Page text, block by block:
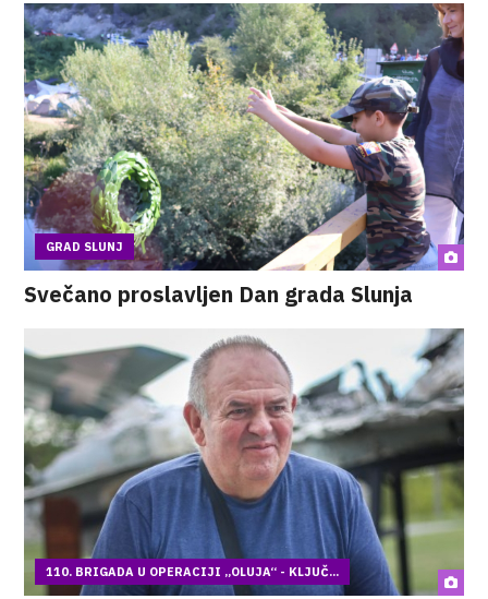
GRAD SLUNJ
Svečano proslavljen Dan grada Slunja
110. BRIGADA U OPERACIJI „OLUJA“ - KLJUČ...